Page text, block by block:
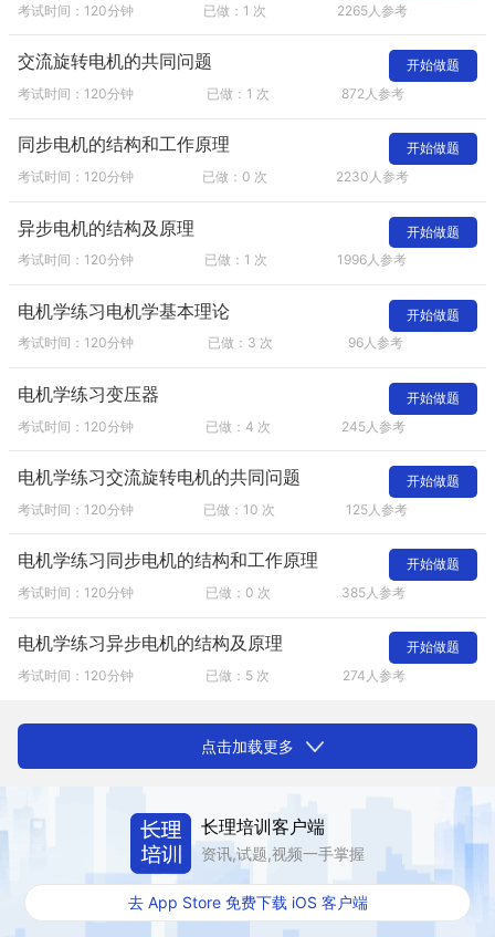
考试时间：120分钟 已做：1 次 2265人参考
交流旋转电机的共同问题
考试时间：120分钟 已做：1 次 872人参考
开始做题
同步电机的结构和工作原理
考试时间：120分钟 已做：0 次 2230人参考
开始做题
异步电机的结构及原理
考试时间：120分钟 已做：1 次 1996人参考
开始做题
电机学练习电机学基本理论
考试时间：120分钟 已做：3 次 96人参考
开始做题
电机学练习变压器
考试时间：120分钟 已做：4 次 245人参考
开始做题
电机学练习交流旋转电机的共同问题
考试时间：120分钟 已做：10 次 125人参考
开始做题
电机学练习同步电机的结构和工作原理
考试时间：120分钟 已做：0 次 385人参考
开始做题
电机学练习异步电机的结构及原理
考试时间：120分钟 已做：5 次 274人参考
开始做题
点击加载更多
长理培训客户端
资讯,试题,视频一手掌握
去 App Store 免费下载 iOS 客户端